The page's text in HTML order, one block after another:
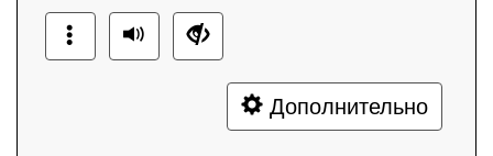
Дополнительно